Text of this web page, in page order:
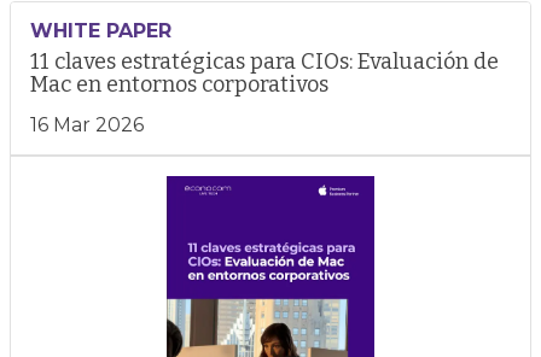
WHITE PAPER
11 claves estratégicas para CIOs: Evaluación de
Mac en entornos corporativos
16 Mar 2026